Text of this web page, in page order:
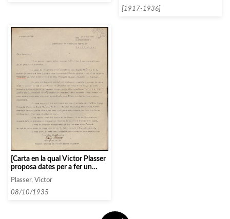
[1917-1936]
[Carta en la qual Victor Plasser
proposa dates per a fer un
concert a Barcelona]
Plasser, Victor
08/10/1935